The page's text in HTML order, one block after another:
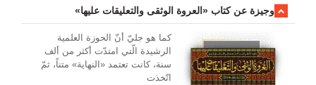
وجیزة عن کتاب «العروة الوثقی والتعلیقات علیها»
کما هو جليّ أنّ الحوزة العلمیة
الرشیدة الّتي امتدّت أكثر من ألف
سنة، كانت تعتمد «النهاية» متناً، ثمّ
اتّخذت